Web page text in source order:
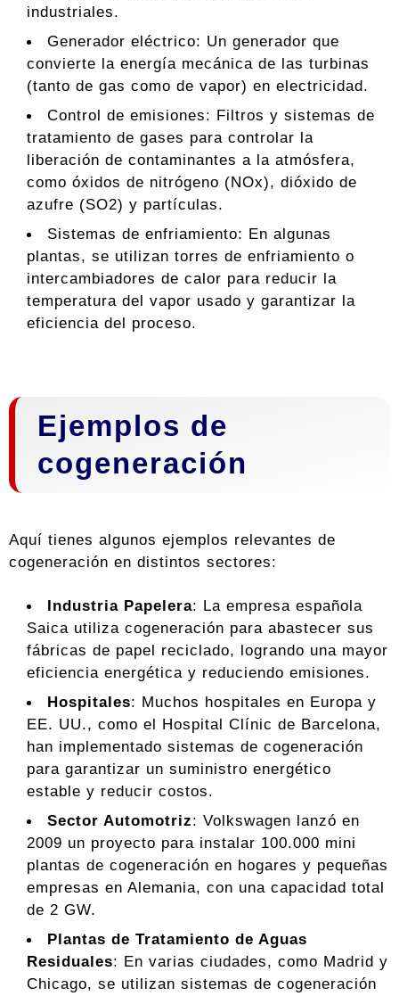
industriales.
Generador eléctrico: Un generador que
convierte la energía mecánica de las turbinas
(tanto de gas como de vapor) en electricidad.
Control de emisiones: Filtros y sistemas de
tratamiento de gases para controlar la
liberación de contaminantes a la atmósfera,
como óxidos de nitrógeno (NOx), dióxido de
azufre (SO2) y partículas.
Sistemas de enfriamiento: En algunas
plantas, se utilizan torres de enfriamiento o
intercambiadores de calor para reducir la
temperatura del vapor usado y garantizar la
eficiencia del proceso.
Ejemplos de
cogeneración
Aquí tienes algunos ejemplos relevantes de
cogeneración en distintos sectores:
Industria Papelera: La empresa española
Saica utiliza cogeneración para abastecer sus
fábricas de papel reciclado, logrando una mayor
eficiencia energética y reduciendo emisiones.
Hospitales: Muchos hospitales en Europa y
EE. UU., como el Hospital Clínic de Barcelona,
han implementado sistemas de cogeneración
para garantizar un suministro energético
estable y reducir costos.
Sector Automotriz: Volkswagen lanzó en
2009 un proyecto para instalar 100.000 mini
plantas de cogeneración en hogares y pequeñas
empresas en Alemania, con una capacidad total
de 2 GW.
Plantas de Tratamiento de Aguas
Residuales: En varias ciudades, como Madrid y
Chicago, se utilizan sistemas de cogeneración